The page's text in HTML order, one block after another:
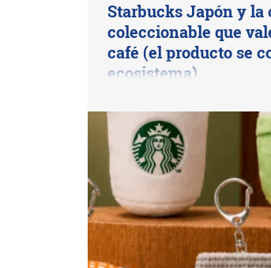
Starbucks Japón y la
coleccionable que
café (el producto se
ecosistema)